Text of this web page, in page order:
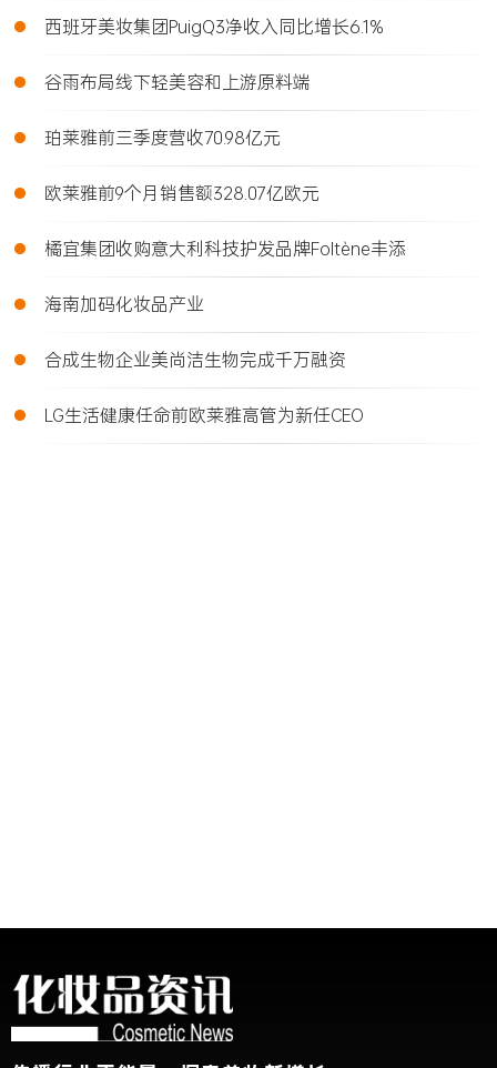
• 西班牙美妆集团PuigQ3净收入同比增长6.1%
• 谷雨布局线下轻美容和上游原料端
• 珀莱雅前三季度营收70.98亿元
• 欧莱雅前9个月销售额328.07亿欧元
• 橘宜集团收购意大利科技护发品牌Foltène丰添
• 海南加码化妆品产业
• 合成生物企业美尚洁生物完成千万融资
• LG生活健康任命前欧莱雅高管为新任CEO